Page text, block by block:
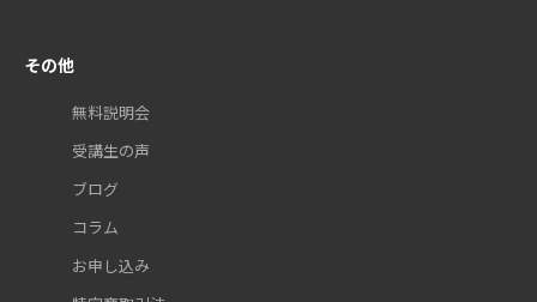
その他
無料説明会
受講生の声
ブログ
コラム
お申し込み